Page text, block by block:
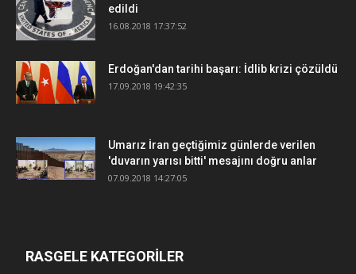
edildi
16.08.2018 17:37:52
Erdoğan'dan tarihi başarı: İdlib krizi çözüldü
17.09.2018 19:42:35
Umarız İran geçtiğimiz günlerde verilen
'duvarın yarısı bitti' mesajını doğru anlar
07.09.2018 14:27:05
RASGELE KATEGORİLER